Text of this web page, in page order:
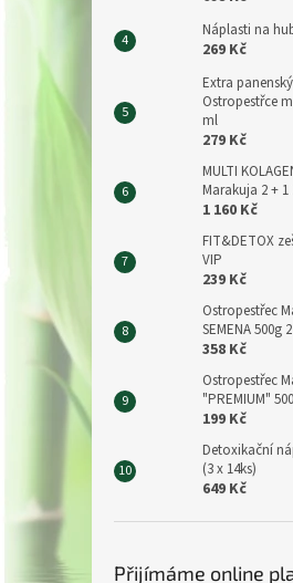
Náplasti na
269 Kč
Extra
Ostropestřce
ml
279 Kč
MULTI
Marakuja 2 + 1
1 160 Kč
FIT&DETOX
VIP
239 Kč
Ostropestřec
SEMENA 500g
358 Kč
Ostropestřec
"PREMIUM"
199 Kč
Detoxikační
(3 x 14ks)
649 Kč
Přijímáme online